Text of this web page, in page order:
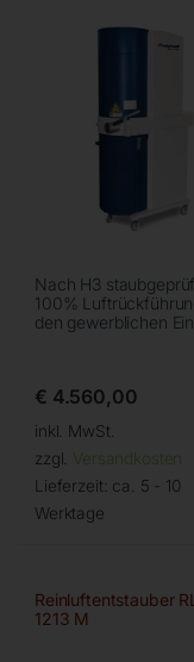
Nach H3
100%
den gewerblichen
€ 4.560,00
inkl. MwSt.
zzgl. Versandkosten
Lieferzeit: ca. 5 - 10
Werktage
Reinluftentstauber
1213 M